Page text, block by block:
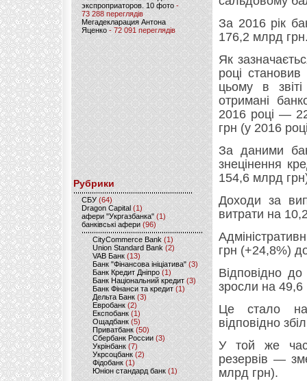
экспроприаторов. 10 фото -
73 288 переглядів
Мегадекларация Антона
Яценко - 72 091 переглядів
Рубрики
CБУ (64)
Dragon Capital (1)
афери "Укргазбанка" (1)
банківські афери (96)
CityCommerce Bank (1)
Union Standard Bank (2)
VAB Банк (13)
Банк "Фінансова ініціатива" (3)
Банк Кредит Дніпро (1)
Банк Національний кредит (3)
Банк Фінанси та кредит (1)
Дельта Банк (3)
Евробанк(2)
Експобанк (1)
Ощадбанк(5)
Приватбанк (50)
Сбербанк России (3)
Укрінбанк(7)
Укрсоцбанк (2)
Фідобанк (1)
Юніон стандард банк(1)
За 2016 рік
176,2 млрд
Як
році
цьому в
отримані
2016 році —
грн (у 2016
За даними
знецінення
154,6 млрд
Доходи за
витрати на
грн (+24,8%)
Відповідно
зросли на
Це стало
відповідно
У той же
резервів —
млрд грн).